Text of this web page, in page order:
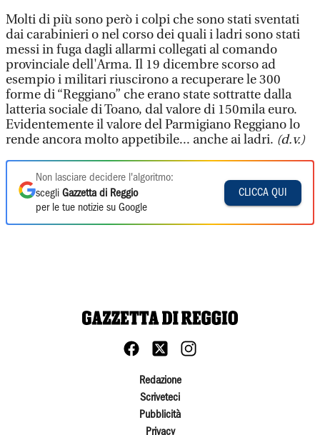
Molti di più sono però i colpi che sono stati sventati
dai carabinieri o nel corso dei quali i ladri sono stati
messi in fuga dagli allarmi collegati al comando
provinciale dell'Arma. Il 19 dicembre scorso ad
esempio i militari riuscirono a recuperare le 300
forme di “Reggiano” che erano state sottratte dalla
latteria sociale di Toano, dal valore di 150mila euro.
Evidentemente il valore del Parmigiano Reggiano lo
rende ancora molto appetibile... anche ai ladri. (d.v.)
Non lasciare decidere l'algoritmo:
scegli Gazzetta di Reggio
per le tue notizie su Google
CLICCA QUI
Redazione
Scriveteci
Pubblicità
Privacy